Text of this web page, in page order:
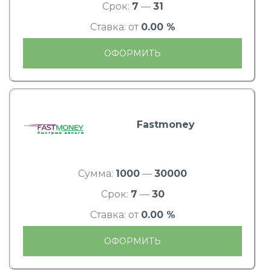
Срок: 7 — 31
Ставка: от 0.00 %
ОФОРМИТЬ
Fastmoney
Сумма: 1000 — 30000
Срок: 7 — 30
Ставка: от 0.00 %
ОФОРМИТЬ